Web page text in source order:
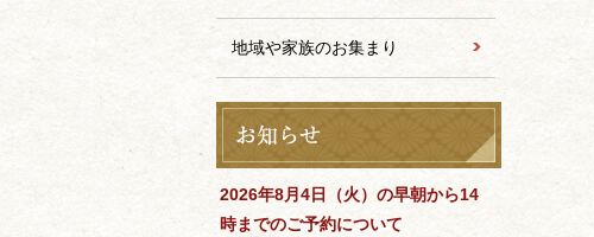
地域や家族のお集まり
2026年8月4日（火）の早朝から14
時までのご予約について